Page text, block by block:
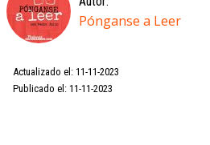
Pónganse a Leer
Actualizado el: 11-11-2023
Publicado el: 11-11-2023